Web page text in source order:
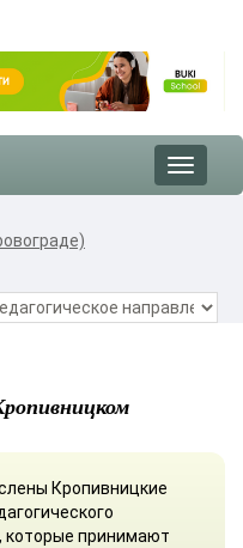
Toggle
Кропивницкие
которые принимают